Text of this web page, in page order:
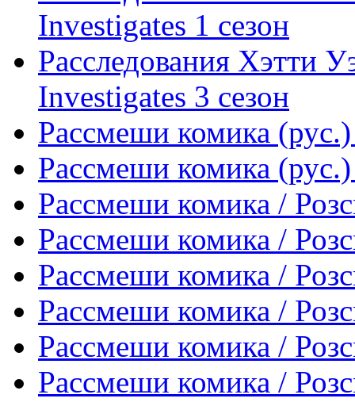
Investigates 1 сезон
Расследования Хэтти
Investigates 3 сезон
Рассмеши комика (рус.)
Рассмеши комика (рус.)
Рассмеши комика /
Рассмеши комика /
Рассмеши комика /
Рассмеши комика /
Рассмеши комика /
Рассмеши комика /